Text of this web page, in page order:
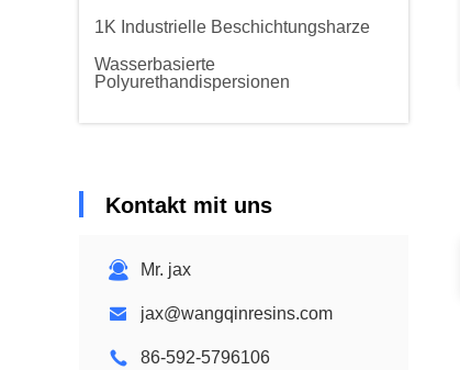
1K Industrielle Beschichtungsharze
Wasserbasierte
Polyurethandispersionen
Kontakt mit uns
Mr. jax
jax@wangqinresins.com
86-592-5796106